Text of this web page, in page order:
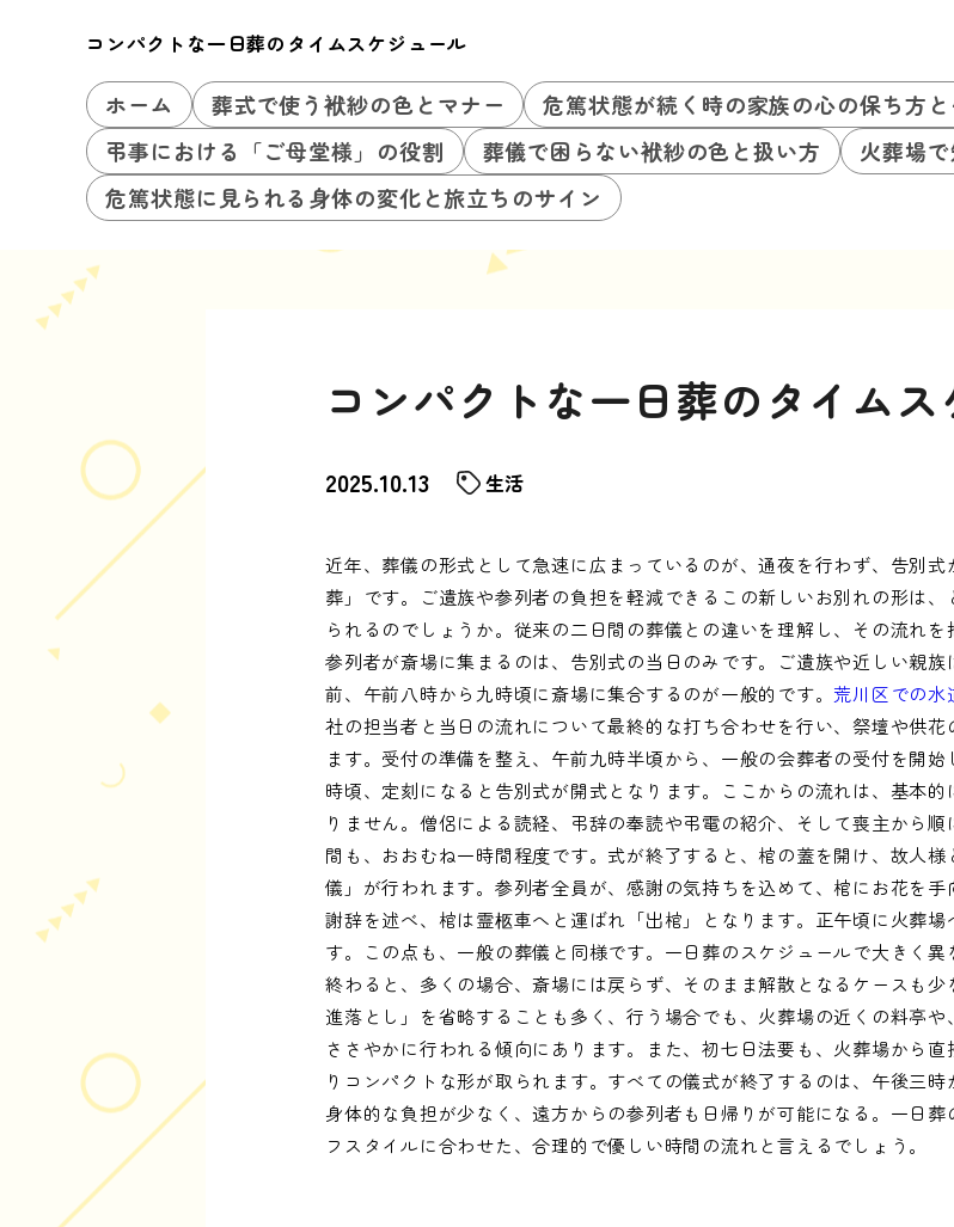
コンパクトな一日葬のタイムスケジュール
ホーム 葬式で使う袱紗の色とマナー 危篤状態が続く時の家族の心の保ち方と
弔事における「ご母堂様」の役割
葬儀で困らない袱紗の色と扱い方
火葬場
危篤状態に見られる身体の変化と旅立ちのサイン
コンパクトな一日葬のタイム
2025.10.13 生活
近年、葬儀の形式として急速に広まっているのが、通夜を行わず、告別
葬」です。ご遺族や参列者の負担を軽減できるこの新しいお別れの形は
られるのでしょうか。従来の二日間の葬儀との違いを理解し、その流れを
参列者が斎場に集まるのは、告別式の当日のみです。ご遺族や近しい親
前、午前八時から九時頃に斎場に集合するのが一般的です。 荒川区での水
社の担当者と当日の流れについて最終的な打ち合わせを行い、祭壇や供
ます。受付の準備を整え、午前九時半頃から、一般の会葬者の受付を開
時頃、定刻になると告別式が開式となります。ここからの流れは、基本
りません。僧侶による読経、弔辞の奉読や弔電の紹介、そして喪主から
間も、おおむね一時間程度です。式が終了すると、棺の蓋を開け、故人
儀」が行われます。参列者全員が、感謝の気持ちを込めて、棺にお花を
謝辞を述べ、棺は霊柩車へと運ばれ「出棺」となります。正午頃に火葬
す。この点も、一般の葬儀と同様です。一日葬のスケジュールで大きく
終わると、多くの場合、斎場には戻らず、そのまま解散となるケースも
進落とし」を省略することも多く、行う場合でも、火葬場の近くの料亭
ささやかに行われる傾向にあります。また、初七日法要も、火葬場から
りコンパクトな形が取られます。すべての儀式が終了するのは、午後三時
身体的な負担が少なく、遠方からの参列者も日帰りが可能になる。一日
フスタイルに合わせた、合理的で優しい時間の流れと言えるでしょう。